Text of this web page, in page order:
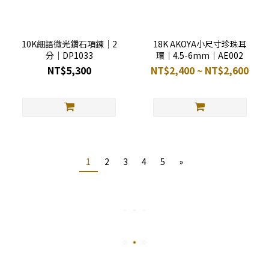
10K細語微光鑽石項鍊｜2
分｜DP1033
NT$5,300
18K AKOYA小尺寸珍珠耳
環｜4.5-6mm｜AE002
NT$2,400 ~ NT$2,600
1 2 3 4 5 »